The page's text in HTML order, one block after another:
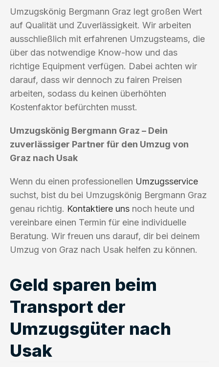
Umzugskönig Bergmann Graz legt großen Wert
auf Qualität und Zuverlässigkeit. Wir arbeiten
ausschließlich mit erfahrenen Umzugsteams, die
über das notwendige Know-how und das
richtige Equipment verfügen. Dabei achten wir
darauf, dass wir dennoch zu fairen Preisen
arbeiten, sodass du keinen überhöhten
Kostenfaktor befürchten musst.
Umzugskönig Bergmann Graz – Dein
zuverlässiger Partner für den Umzug von
Graz nach Usak
Wenn du einen professionellen Umzugsservice
suchst, bist du bei Umzugskönig Bergmann Graz
genau richtig. Kontaktiere uns noch heute und
vereinbare einen Termin für eine individuelle
Beratung. Wir freuen uns darauf, dir bei deinem
Umzug von Graz nach Usak helfen zu können.
Geld sparen beim
Transport der
Umzugsgüter nach
Usak